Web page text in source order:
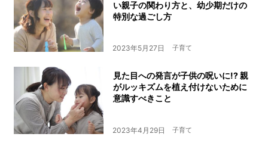
い親子の関わり方と、幼少期だけの
特別な過ごし方
2023年5月27日 子育て
見た目への発言が子供の呪いに!? 親
がルッキズムを植え付けないために
意識すべきこと
2023年4月29日 子育て